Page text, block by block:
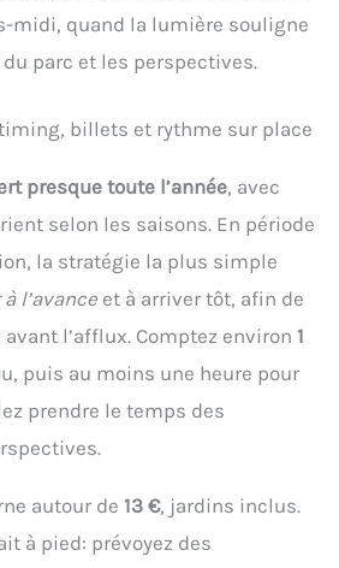
midi, quand la lumière souligne
parc et les perspectives.
billets et rythme sur place
presque toute l’année, avec
selon les saisons. En période
la stratégie la plus simple
l’avance et à arriver tôt, afin de
l’afflux. Comptez environ 1
puis au moins une heure pour
prendre le temps des
autour de 13 €, jardins inclus.
à pied: prévoyez des